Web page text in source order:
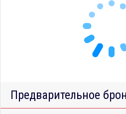
Предварительное